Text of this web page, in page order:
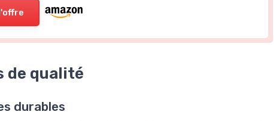
de qualité
durables